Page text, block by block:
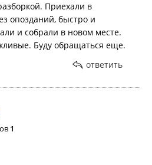
Приехали в
опозданий, быстро и
и собрали в новом месте.
Буду обращаться еще.
ответить
1